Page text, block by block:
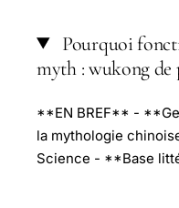
Pourquoi
myth : wukong de
**EN BREF** -
la mythologie
Science - **Base